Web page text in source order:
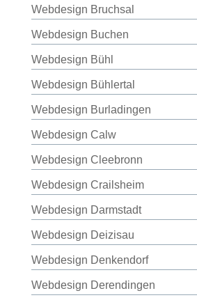
Webdesign Bruchsal
Webdesign Buchen
Webdesign Bühl
Webdesign Bühlertal
Webdesign Burladingen
Webdesign Calw
Webdesign Cleebronn
Webdesign Crailsheim
Webdesign Darmstadt
Webdesign Deizisau
Webdesign Denkendorf
Webdesign Derendingen